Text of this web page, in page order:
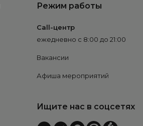
Режим работы
Call-центр
ежедневно с 8:00 до 21:00
Вакансии
Афиша мероприятий
Ищите нас в соцсетях